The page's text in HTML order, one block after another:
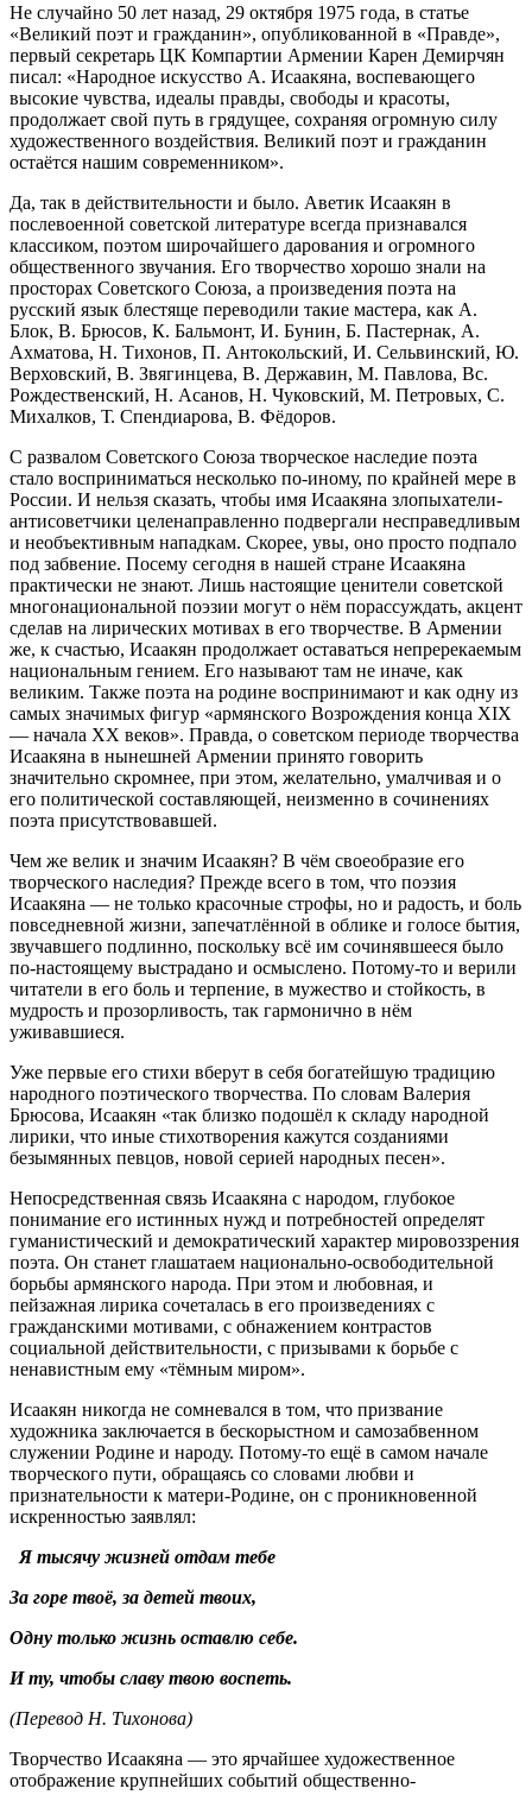
Не случайно 50 лет назад, 29 октября 1975 года, в статье
«Великий поэт и гражданин», опубликованной в «Правде»,
первый секретарь ЦК Компартии Армении Карен Демирчян
писал: «Народное искусство А. Исаакяна, воспевающего
высокие чувства, идеалы правды, свободы и красоты,
продолжает свой путь в грядущее, сохраняя огромную силу
художественного воздействия. Великий поэт и гражданин
остаётся нашим современником».
Да, так в действительности и было. Аветик Исаакян в
послевоенной советской литературе всегда признавался
классиком, поэтом широчайшего дарования и огромного
общественного звучания. Его творчество хорошо знали на
просторах Советского Союза, а произведения поэта на
русский язык блестяще переводили такие мастера, как А.
Блок, В. Брюсов, К. Бальмонт, И. Бунин, Б. Пастернак, А.
Ахматова, Н. Тихонов, П. Антокольский, И. Сельвинский, Ю.
Верховский, В. Звягинцева, В. Державин, М. Павлова, Вс.
Рождественский, Н. Асанов, Н. Чуковский, М. Петровых, С.
Михалков, Т. Спендиарова, В. Фёдоров.
С развалом Советского Союза творческое наследие поэта
стало восприниматься несколько по-иному, по крайней мере в
России. И нельзя сказать, чтобы имя Исаакяна злопыхатели-
антисоветчики целенаправленно подвергали несправедливым
и необъективным нападкам. Скорее, увы, оно просто подпало
под забвение. Посему сегодня в нашей стране Исаакяна
практически не знают. Лишь настоящие ценители советской
многонациональной поэзии могут о нём порассуждать, акцент
сделав на лирических мотивах в его творчестве. В Армении
же, к счастью, Исаакян продолжает оставаться непререкаемым
национальным гением. Его называют там не иначе, как
великим. Также поэта на родине воспринимают и как одну из
самых значимых фигур «армянского Возрождения конца XIX
— начала XX веков». Правда, о советском периоде творчества
Исаакяна в нынешней Армении принято говорить
значительно скромнее, при этом, желательно, умалчивая и о
его политической составляющей, неизменно в сочинениях
поэта присутствовавшей.
Чем же велик и значим Исаакян? В чём своеобразие его
творческого наследия? Прежде всего в том, что поэзия
Исаакяна — не только красочные строфы, но и радость, и боль
повседневной жизни, запечатлённой в облике и голосе бытия,
звучавшего подлинно, поскольку всё им сочинявшееся было
по-настоящему выстрадано и осмыслено. Потому-то и верили
читатели в его боль и терпение, в мужество и стойкость, в
мудрость и прозорливость, так гармонично в нём
уживавшиеся.
Уже первые его стихи вберут в себя богатейшую традицию
народного поэтического творчества. По словам Валерия
Брюсова, Исаакян «так близко подошёл к складу народной
лирики, что иные стихотворения кажутся созданиями
безымянных певцов, новой серией народных песен».
Непосредственная связь Исаакяна с народом, глубокое
понимание его истинных нужд и потребностей определят
гуманистический и демократический характер мировоззрения
поэта. Он станет глашатаем национально-освободительной
борьбы армянского народа. При этом и любовная, и
пейзажная лирика сочеталась в его произведениях с
гражданскими мотивами, с обнажением контрастов
социальной действительности, с призывами к борьбе с
ненавистным ему «тёмным миром».
Исаакян никогда не сомневался в том, что призвание
художника заключается в бескорыстном и самозабвенном
служении Родине и народу. Потому-то ещё в самом начале
творческого пути, обращаясь со словами любви и
признательности к матери-Родине, он с проникновенной
искренностью заявлял:
Я тысячу жизней отдам тебе
За горе твоё, за детей твоих,
Одну только жизнь оставлю себе.
И ту, чтобы славу твою воспеть.
(Перевод Н. Тихонова)
Творчество Исаакяна — это ярчайшее художественное
отображение крупнейших событий общественно-